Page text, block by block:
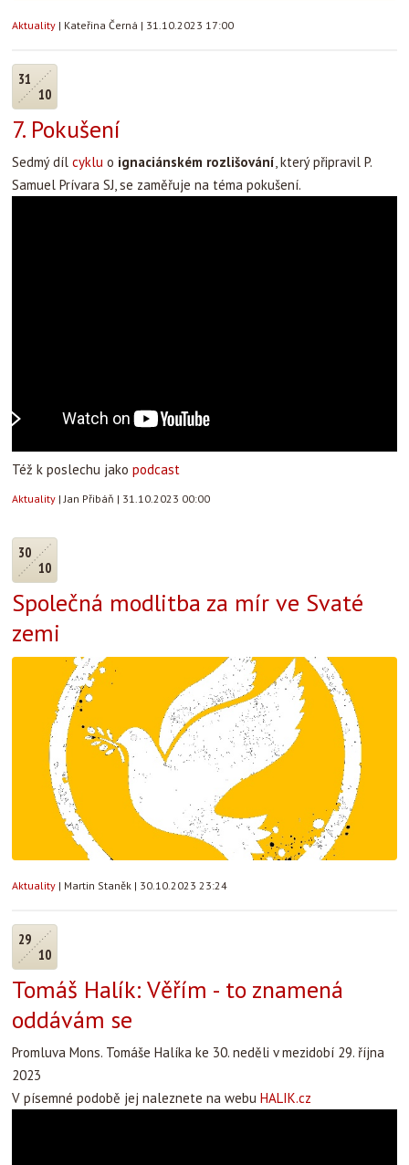
Aktuality | Kateřina Černá | 31.10.2023 17:00
31
10
7. Pokušení
Sedmý díl cyklu o ignaciánském rozlišování, který připravil P.
Samuel Prívara SJ, se zaměřuje na téma pokušení.
Též k poslechu jako podcast
Aktuality |Jan Přibáň | 31.10.2023 00:00
30
10
Společná modlitba za mír ve Svaté
zemi
Aktuality | Martin Staněk | 30.10.2023 23:24
29
10
Tomáš Halík: Věřím - to znamená
oddávám se
Promluva Mons. Tomáše Halíka ke 30. neděli v mezidobí 29. října
2023
V písemné podobě jej naleznete na webu HALIK.cz